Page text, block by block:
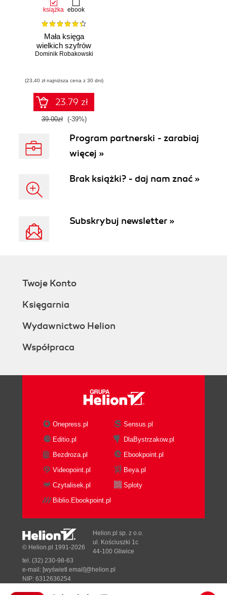
książka ebook
Mała księga
wielkich szyfrów
Dominik Robakowski
(23,40 zł najniższa cena z 30 dni)
23.79 zł
39.00zł (-39%)
Program partnerski - zarabiaj
więcej »
Brak książki? - daj nam znać »
Subskrybuj newsletter »
Twoje Konto
Księgarnia
Wydawnictwo Helion
Współpraca
Onepress.pl
Sensus.pl
Editio.pl
DlaBystrzakow.pl
Bezdroza.pl
Ebookpoint.pl
Videopoint.pl
Beya.pl
Czytalisek.pl
Sploty
Biblio.Ebookpoint.pl
© Helion.pl 1991-2026
Helion.pl sp. z o.o.
ul. Kościuszki 1c
44-100 Gliwice
tel. (32) 230-98-63
e-mail: [wyświetl email]@helion.pl
NIP: 6312636254